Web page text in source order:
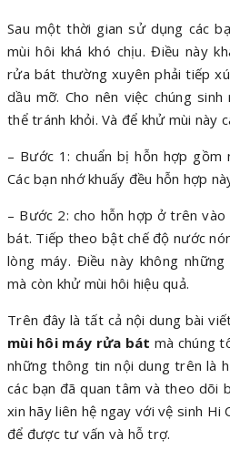
Sau một thời gian sử dụng các
mùi hôi khá khó chịu. Điều này
rửa bát thường xuyên phải tiếp
dầu mỡ. Cho nên việc chúng
thể tránh khỏi. Và để khử mùi này
– Bước 1: chuẩn bị hỗn hợp gồm
Các bạn nhớ khuấy đều hỗn hợp
– Bước 2: cho hỗn hợp ở trên
bát. Tiếp theo bật chế độ nước
lòng máy. Điều này không
mà còn khử mùi hôi hiệu quả.
Trên đây là tất cả nội dung bài
mùi hôi máy rửa bát mà chúng
những thông tin nội dung trên là
các bạn đã quan tâm và theo dõi
xin hãy liên hệ ngay với vệ sinh
để được tư vấn và hỗ trợ.